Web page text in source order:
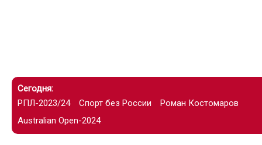
Сегодня:
РПЛ-2023/24
Спорт без России
Роман Костомаров
Australian Open-2024